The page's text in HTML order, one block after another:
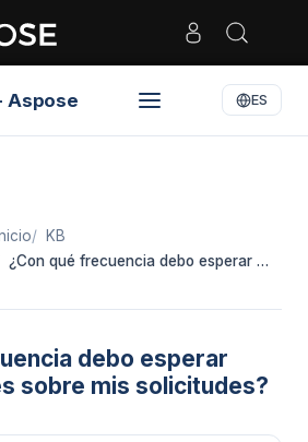
Aspose ES
KB
¿Con qué frecuencia debo esperar …
debo esperar
sobre mis solicitudes?